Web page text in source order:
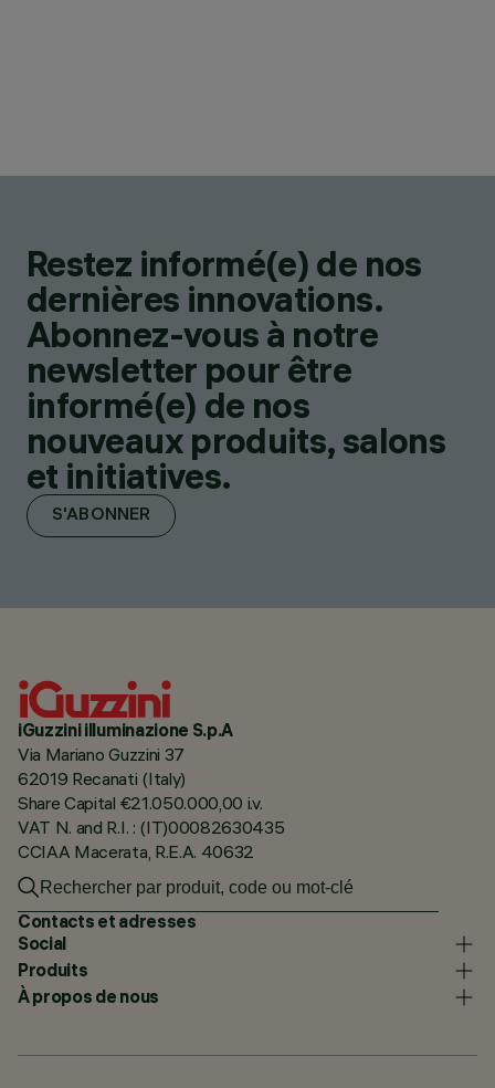
Restez informé(e) de nos
dernières innovations.
Abonnez-vous à notre
newsletter pour être
informé(e) de nos
nouveaux produits, salons
et initiatives.
S'ABONNER
iGuzzini illuminazione S.p.A
Via Mariano Guzzini 37
62019 Recanati (Italy)
Share Capital €21.050.000,00 i.v.
VAT N. and R.I. : (IT)00082630435
CCIAA Macerata, R.E.A. 40632
Contacts et adresses
Social
Produits
À propos de nous